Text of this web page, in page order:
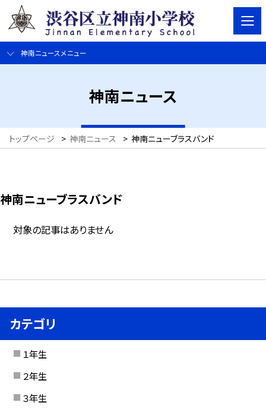
神南ニュースメニュー
神南ニュース
トップページ > 神南ニュース > 神南ニューブラスバンド
神南ニューブラスバンド
対象の記事はありません
カテゴリ
１年生
２年生
３年生